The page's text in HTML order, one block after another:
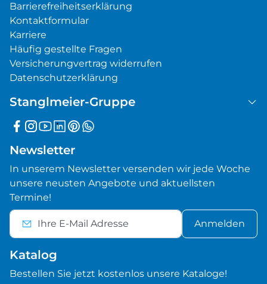
Barrierefreiheitserklärung
Kontaktformular
Karriere
Häufig gestellte Fragen
Versicherungvertrag widerrufen
Datenschutzerklärung
Stanglmeier-Gruppe
Newsletter
In unserem Newsletter versenden wir jede Woche
unsere neusten Angebote und aktuellsten
Termine!
Anmelden
Katalog
Bestellen Sie jetzt kostenlos unsere Kataloge!